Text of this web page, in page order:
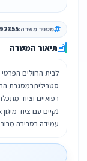
מספר משרה:
תיאור המשרה
לבית החולים
סטריליתבמסגרת
רפואיים וציוד
נקיים עם ציוד
עמידה בסביבה